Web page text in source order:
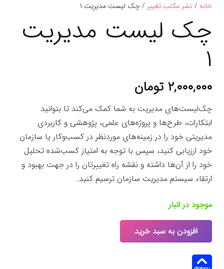
خانه / نشر مکتب تغییر / چک لیست‌ مدیریت ۱
چک لیست‌ مدیریت
۱
۲,۰۰۰,۰۰۰ تومان
چک‌لیست‌های مدیریت به شما کمک می‌کند تا بتوانید
ابتکارات، طرح‌ها و پروژه‌های علمی، پژوهشی و کاربردی
مدیریتی خود را در زمینه‌های موردنظر در کسب‌وکار یا سازمان
خود ارزیابی کنید، سپس با توجه به امتیاز کسب‌شده تحلیل
خود را از آن‌ها داشته و نقشه راه تغییرتان را در جهت بهبود و
ارتقاء سیستم مدیریت سازمان ترسیم کنید.
موجود در انبار
چک
لیست‌
مدیریت
افزودن به سبد خرید